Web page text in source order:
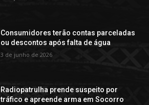
Consumidores terão contas parceladas
ou descontos após falta de água
3 de junho de 2026
Radiopatrulha prende suspeito por
tráfico e apreende arma em Socorro